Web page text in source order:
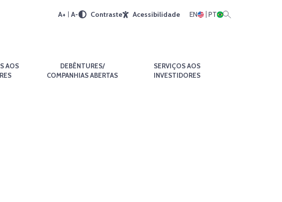
A+ A- Contraste Acessibilidade EN PT
AOS
DEBÊNTURES/
COMPANHIAS ABERTAS
SERVIÇOS AOS
INVESTIDORES